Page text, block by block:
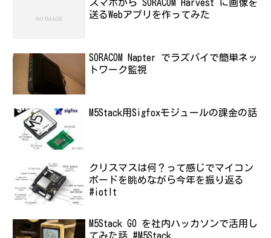
スマホから SORACOM Harvest に画像を
送るWebアプリを作ってみた
SORACOM Napter でラズパイで簡単ネッ
トワーク監視
M5Stack用Sigfoxモジュールの課金の話
クリスマスは何？って感じでマイコン
ボードを眺めながら今年を振り返る
#iotlt
M5Stack GO を社内ハッカソンで活用し
てみた話 #M5Stack